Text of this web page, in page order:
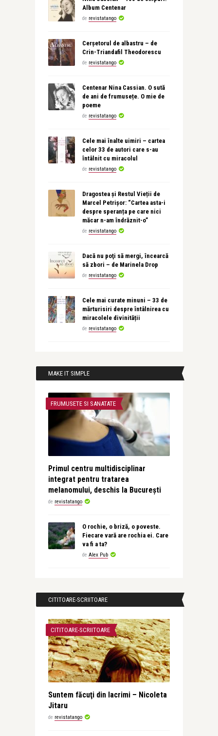
Album Centenar
de revistatango
Cerșetorul de albastru – de
Crin-Triandafil Theodorescu
de revistatango
Centenar Nina Cassian. O sută
de ani de frumusețe. O mie de
poeme
de revistatango
Cele mai înalte uimiri – cartea
celor 33 de autori care s-au
întâlnit cu miracolul
de revistatango
Dragostea și Restul Vieții de
Marcel Petrișor: “Cartea asta-i
despre speranța pe care nici
măcar n-am îndrăznit-o”
de revistatango
Dacă nu poţi să mergi, încearcă
să zbori – de Marinela Drop
de revistatango
Cele mai curate minuni – 33 de
mărturisiri despre întâlnirea cu
miracolele divinității
de revistatango
MAKE IT SIMPLE
FRUMUSETE SI SANATATE
Primul centru multidisciplinar
integrat pentru tratarea
melanomului, deschis la București
de revistatango
O rochie, o briză, o poveste.
Fiecare vară are rochia ei. Care
va fi a ta?
de Alex Pub
CITITOARE-SCRIITOARE
CITITOARE-SCRIITOARE
Suntem făcuţi din lacrimi – Nicoleta
Jitaru
de revistatango